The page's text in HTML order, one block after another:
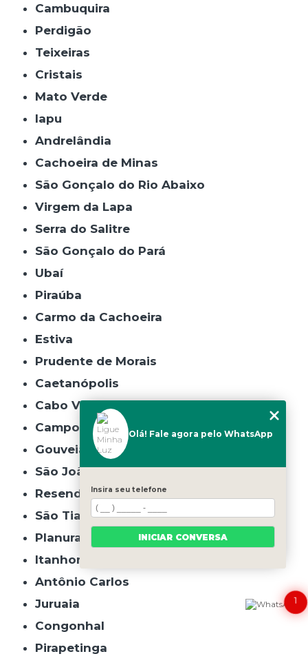
Cambuquira
Perdigão
Teixeiras
Cristais
Mato Verde
Iapu
Andrelândia
Cachoeira de Minas
São Gonçalo do Rio Abaixo
Virgem da Lapa
Serra do Salitre
São Gonçalo do Pará
Ubaí
Piraúba
Carmo da Cachoeira
Estiva
Prudente de Morais
Caetanópolis
Cabo Verde
Campo do Meio
Gouveia
São João do Manhuaçu
Resende Costa
São Tiago
Planura
Itanhomi
Antônio Carlos
Juruaia
Congonhal
Pirapetinga
1
Olá! Fale agora pelo WhatsApp
Insira seu telefone
INICIAR CONVERSA